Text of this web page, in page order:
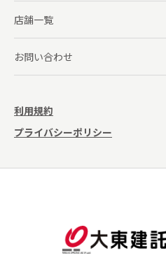
店舗一覧
お問い合わせ
利用規約
プライバシーポリシー